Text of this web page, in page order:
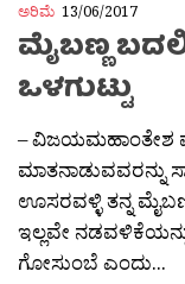
ಅರಿಮೆ 13/06/2017
ಮೈಬಣ್ಣ
ಒಳಗುಟ್ಟು
– ವಿಜಯಮಹಾಂತೇಶ
ಮಾತನಾಡುವವರನ್ನು
ಊಸರವಳ್ಳಿ ತನ್ನ
ಇಲ್ಲವೇ
ಗೋಸುಂಬೆ ಎಂದು...